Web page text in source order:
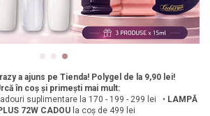
a ajuns pe Tienda! Polygel de la 9,90 lei!
în coș și primești mai mult:
suplimentare la 170 - 199 - 299 lei • LAMPĂ
72W CADOU la coș de 499 lei